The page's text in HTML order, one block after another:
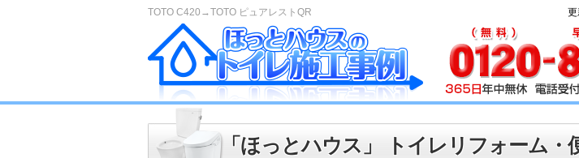
TOTO C420→TOTO ピュアレストQR
「ほっとハウス」 トイレリフォーム・